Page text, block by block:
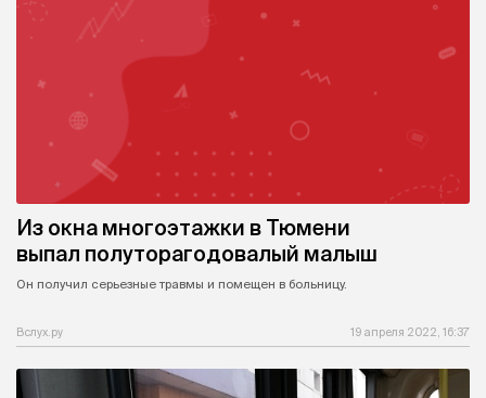
Из окна многоэтажки в Тюмени
выпал полуторагодовалый малыш
Он получил серьезные травмы и помещен в больницу.
Вслух.ру 19 апреля 2022, 16:37